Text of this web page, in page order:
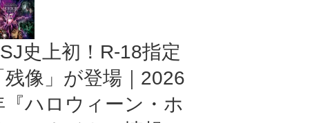
史上初！R-18指定
残像」が登場｜2026
『ハロウィーン・ホ